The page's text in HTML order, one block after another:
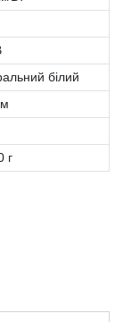
білий
г